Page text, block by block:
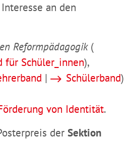
an den
Reformpädagogik(
für Schüler_innen),
| Schülerband)
von Identität.
der Sektion